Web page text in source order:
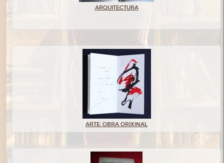
ARQUITECTURA
ARTE: OBRA ORIXINAL